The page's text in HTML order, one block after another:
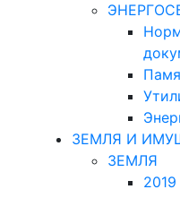
ЗЕМЛЯ И
ЗЕМЛЯ
2019